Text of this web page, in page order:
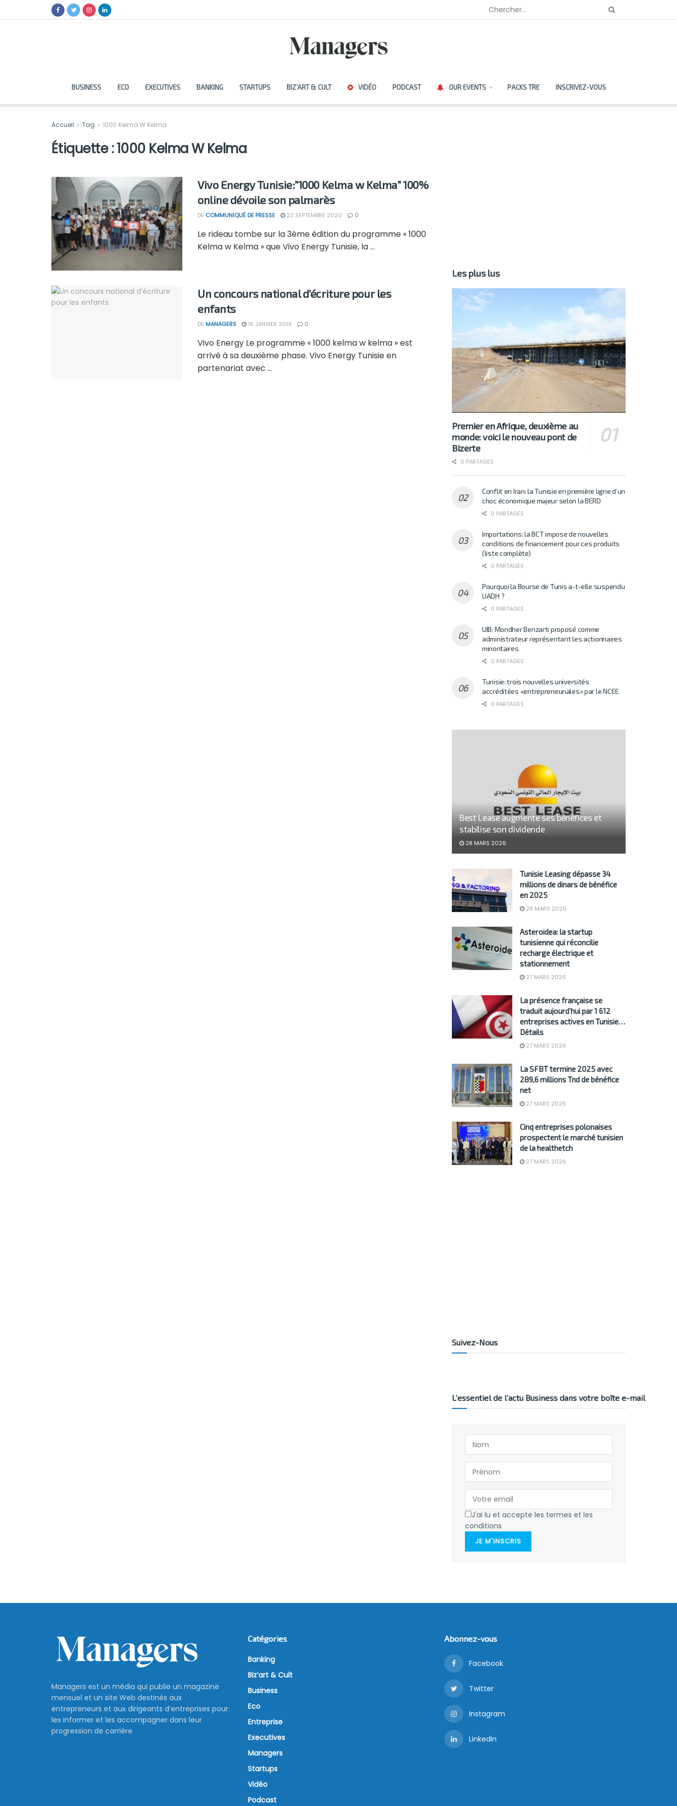
BUSINESS ECO EXECUTIVES BANKING STARTUPS BIZ’ART & CULT VIDÉO PODCAST OUR EVENTS PACKS TRE INSCRIVEZ-VOUS
Accueil Tag 1000 Kelma W Kelma
Étiquette :1000 Kelma W Kelma
Vivo Energy Tunisie:”1000 Kelma w Kelma” 100%
online dévoile son palmarès
DE COMMUNIQUÉ DE PRESSE 23 SEPTEMBRE 2020 0
Le rideau tombe sur la 3ème édition du programme « 1000
Kelma w Kelma » que Vivo Energy Tunisie, la ...
Un concours national d’écriture pour les
enfants
DE MANAGERS 18 JANVIER 2019 0
Vivo Energy Le programme « 1000 kelma w kelma » est
arrivé à sa deuxième phase. Vivo Energy Tunisie en
partenariat avec ...
Les plus lus
Premier en Afrique, deuxième au
monde: voici le nouveau pont de
Bizerte
0 PARTAGES
Conflit en Iran: la Tunisie en première ligne d’un
choc économique majeur selon la BERD
0 PARTAGES
Importations: la BCT impose de nouvelles
conditions de financement pour ces produits
(liste complète)
0 PARTAGES
Pourquoi la Bourse de Tunis a-t-elle suspendu
UADH ?
0 PARTAGES
UIB: Mondher Benzarti proposé comme
administrateur représentant les actionnaires
minoritaires
0 PARTAGES
Tunisie: trois nouvelles universités
accréditées «entrepreneuriales» par le NCEE
0 PARTAGES
Best Lease augmente ses bénéfices et
stabilise son dividende
28 MARS 2026
Tunisie Leasing dépasse 34
millions de dinars de bénéfice
en 2025
28 MARS 2026
Asteroidea: la startup
tunisienne qui réconcilie
recharge électrique et
stationnement
27 MARS 2026
La présence française se
traduit aujourd’hui par 1 612
entreprises actives en Tunisie…
Détails
27 MARS 2026
La SFBT termine 2025 avec
289,6 millions Tnd de bénéfice
net
27 MARS 2026
Cinq entreprises polonaises
prospectent le marché tunisien
de la healthetch
27 MARS 2026
Suivez-Nous
L’essentiel de l’actu Business dans votre boîte e-mail
J'ai lu et accepte les termes et les
conditions
JE M'INSCRIS
Managers est un média qui publie un magazine
mensuel et un site Web destinés aux
entrepreneurs et aux dirigeants d’entreprises pour
les informer et les accompagner dans leur
progression de carrière
Catégories
Banking
Biz’art & Cult
Business
Eco
Entreprise
Executives
Managers
Startups
Vidéo
Podcast
Abonnez-vous
Facebook
Twitter
Instagram
LinkedIn